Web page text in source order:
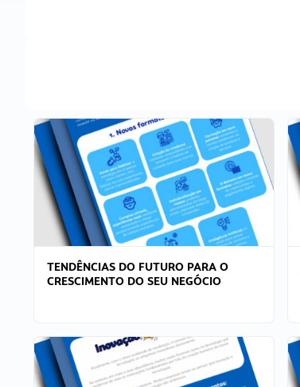
TENDÊNCIAS DO FUTURO PARA O
CRESCIMENTO DO SEU NEGÓCIO